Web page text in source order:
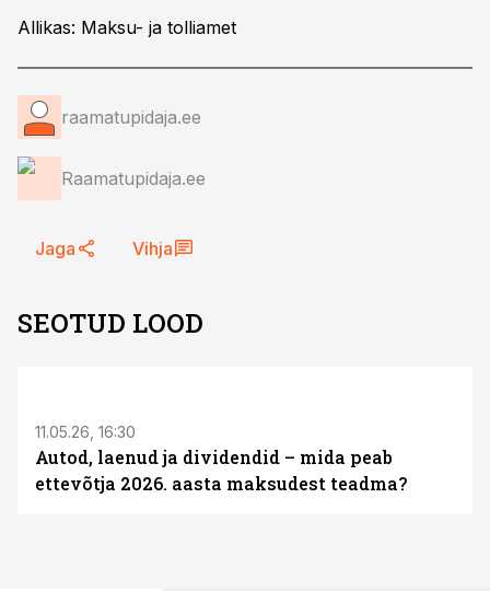
Allikas: Maksu- ja tolliamet
raamatupidaja.ee
Raamatupidaja.ee
Jaga Vihja
SEOTUD LOOD
11.05.26, 16:30
Autod, laenud ja dividendid – mida peab
ettevõtja 2026. aasta maksudest teadma?